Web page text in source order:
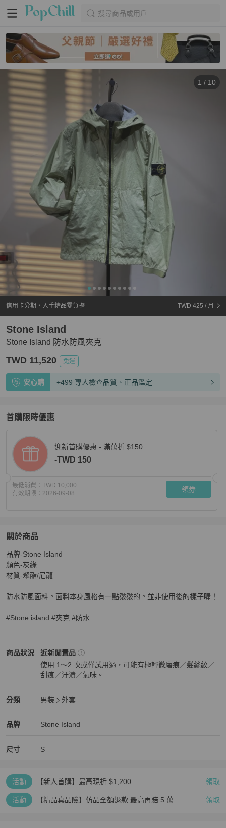
搜尋商品或用戶
1 / 10
信用卡分期・入手精品零負擔 TWD 425 / 月
Stone Island 防水防風夾克
Stone Island
TWD 11,520 免運
安心購 +499 專人檢查品質、正品鑑定
首購限時優惠
迎新首購優惠 - 滿萬折 $150
-TWD 150
最低消費： TWD 10,000
有效期限： 2026-09-08 領券
關於商品
關於Stone Island 防水防風夾克
品牌-Stone Island
顏色-灰綠
材質-聚酯/尼龍
防水防風面料。面料本身風格有一點皺皺的。並非使用後的樣子喔！
#Stone island #夾克 #防水
商品狀況
Stone Island男裝商品狀態與細節
近新閒置品
使用 1～2 次或僅試用過，可能有極輕微磨痕／髮絲紋／
刮痕／汙漬／氣味。
分類
Stone Island男裝 分類資訊
男裝
外套
品牌
Stone Island精品 男裝品牌介紹
Stone Island
Stone Island推薦清單
尺寸 S
活動 【新人首購】最高現折 $1,200 領取
活動 【精品真品險】仿品全額退款 最高再賠 5 萬 領取